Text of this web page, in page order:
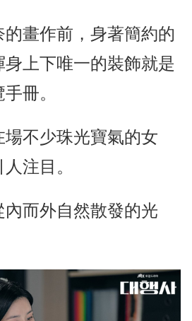
畫作前，身著簡約的
上下唯一的裝飾就是
冊。
不少珠光寶氣的女
注目。
而外自然散發的光